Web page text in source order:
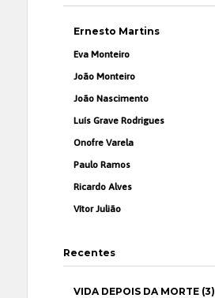
Ernesto Martins
Eva Monteiro
João Monteiro
João Nascimento
Luís Grave Rodrigues
Onofre Varela
Paulo Ramos
Ricardo Alves
Vítor Julião
Recentes
VIDA DEPOIS DA MORTE (3)